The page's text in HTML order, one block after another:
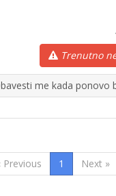
Trenutno
me kada ponovo
Previous 1 Next »